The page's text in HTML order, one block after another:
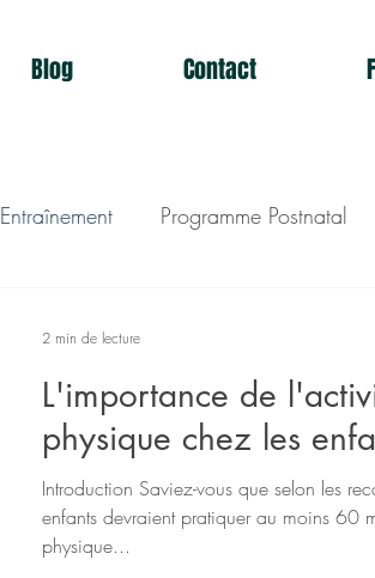
Blog Contact
Entraînement Programme Postnatal
L'importance de
physique chez les
Introduction Saviez-vous que selon les
enfants devraient pratiquer au moins 60
physique...
2 min de lecture